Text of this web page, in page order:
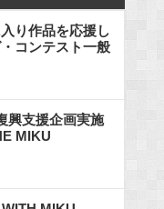
り作品を応援し
コンテスト一般
興支援企画実施
MIKU